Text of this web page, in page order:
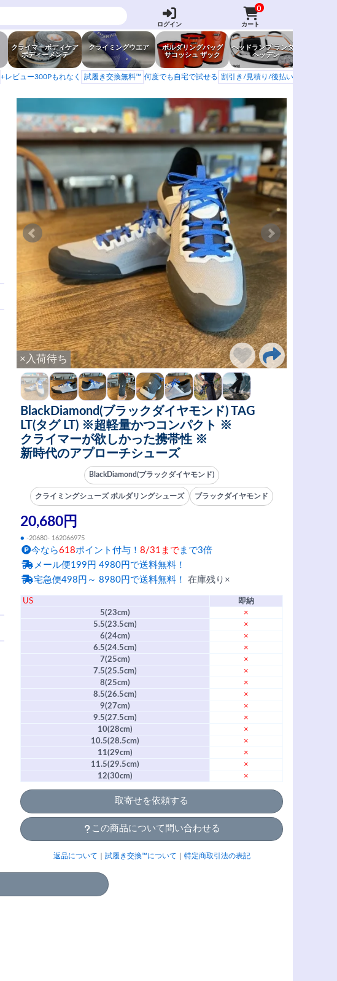
ログイン
0
カート
クライマーボディケア
ボディーメンテ
クライミングウエア
ボルダリングバッグ
サコッシュ ザック
ヘッドランプ ランタン
ヘッデン
+レビュー300Pもれなく 試履き交換無料™ 何度でも自宅で試せる 割引き/見積り/後払い
×入荷待ち
BlackDiamond(ブラックダイヤモンド) TAG
LT(タグ LT) ※超軽量かつコンパクト ※
クライマーが欲しかった携帯性 ※
新時代のアプローチシューズ
BlackDiamond(ブラックダイヤモンド)
クライミングシューズ ボルダリングシューズ ブラックダイヤモンド
20,680円
● -20680- 162066975
今なら618ポイント付与！ 8/31まで まで3倍
メール便199円 4980円で送料無料！
宅急便498円～ 8980円で送料無料！ 在庫残り×
US
即納
5(23cm)
×
5.5(23.5cm)
×
6(24cm)
×
6.5(24.5cm)
×
7(25cm)
×
7.5(25.5cm)
×
8(25cm)
×
8.5(26.5cm)
×
9(27cm)
×
9.5(27.5cm)
×
10(28cm)
×
10.5(28.5cm)
×
11(29cm)
×
11.5(29.5cm)
×
12(30cm)
×
取寄せを依頼する
この商品について問い合わせる
返品について 試履き交換™について 特定商取引法の表記